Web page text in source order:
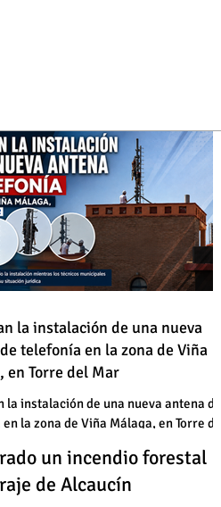
un incendio forestal en
de Alcaucín
un incendio forestal en
de Alcaucín
la instalación de una nueva
telefonía en la zona de Viña
en Torre del Mar
la instalación de una nueva antena de
la zona de Viña Málaga, en Torre del